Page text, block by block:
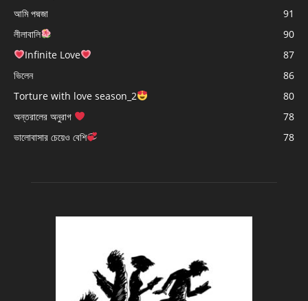
আমি পদ্মজা
91
লীলাবালি
90
Infinite Love
87
ভিলেন
86
Torture with love season_2
80
অন্তরালের অনুরাগ
78
ভালোবাসার চেয়েও বেশি
78